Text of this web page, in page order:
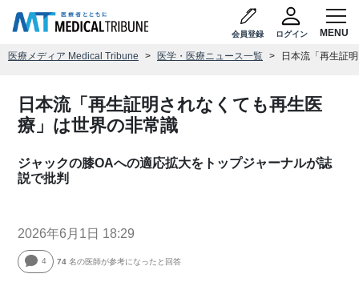
会員登録 ログイン
医療メディア Medical Tribune 医学・医療ニュース一覧 日本流「再生証
日本流「再生証明されなくても再生医
療」は世界の非常識
ジャックの膝OAへの適応拡大をトップジャーナルが誌
説で批判
2026年6月1日 18:29
4 74 名の医師が参考になったと回答